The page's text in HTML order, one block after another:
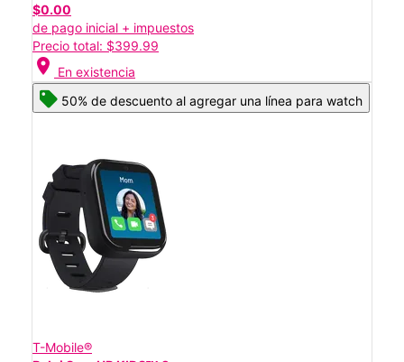
$0.00
de pago inicial + impuestos
Precio total: $399.99
location_on En existencia
50% de descuento al agregar una línea para watch
T-Mobile®